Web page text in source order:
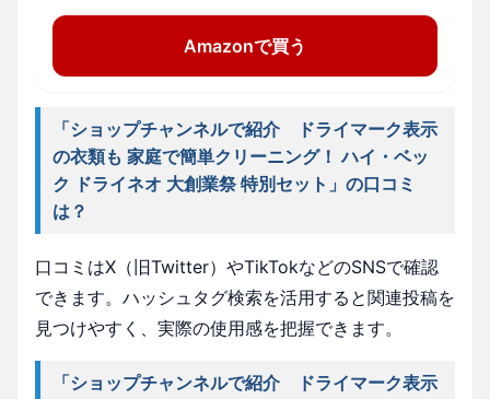
Amazonで買う
「ショップチャンネルで紹介 ドライマーク表示
の衣類も 家庭で簡単クリーニング！ ハイ・ベッ
ク ドライネオ 大創業祭 特別セット」の口コミ
は？
口コミはX（旧Twitter）やTikTokなどのSNSで確認
できます。ハッシュタグ検索を活用すると関連投稿を
見つけやすく、実際の使用感を把握できます。
「ショップチャンネルで紹介 ドライマーク表示